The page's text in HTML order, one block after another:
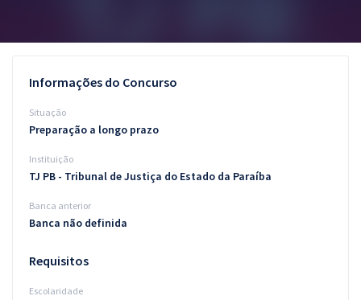
Conteúdo gratuito
Blog
Informações do Concurso
Situação
Preparação a longo prazo
Instituição
TJ PB - Tribunal de Justiça do Estado da Paraíba
Banca anterior
Banca não definida
Requisitos
Escolaridade